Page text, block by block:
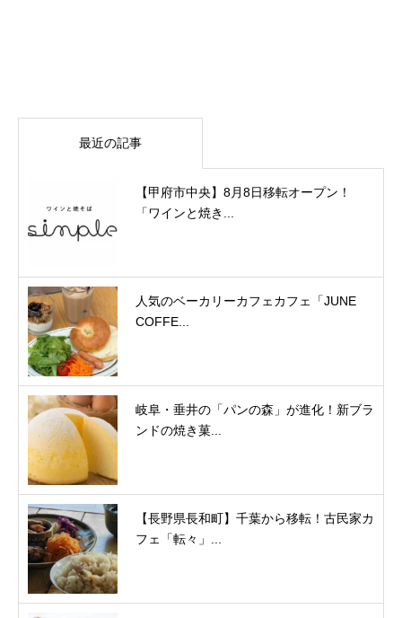
最近の記事
【甲府市中央】8月8日移転オープン！
「ワインと焼き...
人気のベーカリーカフェカフェ「JUNE
COFFE...
岐阜・垂井の「パンの森」が進化！新ブラ
ンドの焼き菓...
【長野県長和町】千葉から移転！古民家カ
フェ「転々」...